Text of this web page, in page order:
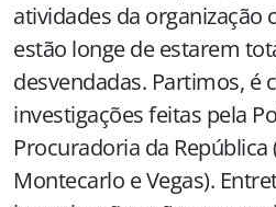
atividades da organização
estão longe de estarem
desvendadas. Partimos, é
investigações feitas pela
Procuradoria da República
Montecarlo e Vegas).